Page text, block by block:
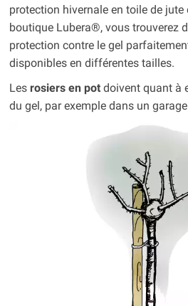
protection hivernale en toile de jute
boutique Lubera®, vous trouverez
protection contre le gel
disponibles en différentes tailles.
Lesrosiers en pot doivent quant à
du gel, par exemple dans un